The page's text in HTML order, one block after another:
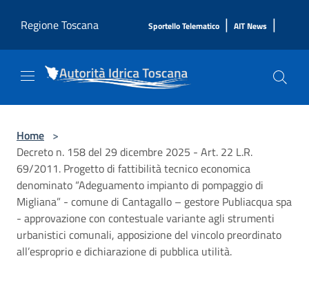
Regione Toscana
Sportello Telematico | AIT News |
Home >
Decreto n. 158 del 29 dicembre 2025 - Art. 22 L.R.
69/2011. Progetto di fattibilità tecnico economica
denominato “Adeguamento impianto di pompaggio di
Migliana” - comune di Cantagallo – gestore Publiacqua spa
- approvazione con contestuale variante agli strumenti
urbanistici comunali, apposizione del vincolo preordinato
all’esproprio e dichiarazione di pubblica utilità.